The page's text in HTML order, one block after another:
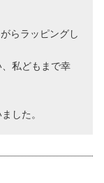
らラッピングし
私どもまで幸
した。